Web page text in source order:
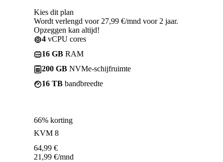
Kies dit plan
Wordt verlengd voor 27,99 €/mnd voor 2 jaar.
Opzeggen kan altijd!
4 vCPU cores
16 GB RAM
200 GB NVMe-schijfruimte
16 TB bandbreedte
66% korting
KVM 8
64,99 €
21,99 €/mnd